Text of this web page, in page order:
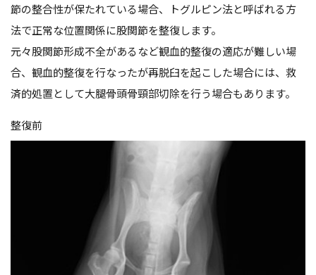
節の整合性が保たれている場合、トグルピン法と呼ばれる方
法で正常な位置関係に股関節を整復します。
元々股関節形成不全があるなど観血的整復の適応が難しい場
合、観血的整復を行なったが再脱臼を起こした場合には、救
済的処置として大腿骨頭骨頸部切除を行う場合もあります。
整復前